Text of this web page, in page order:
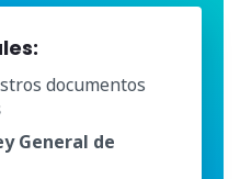
documentos
General de